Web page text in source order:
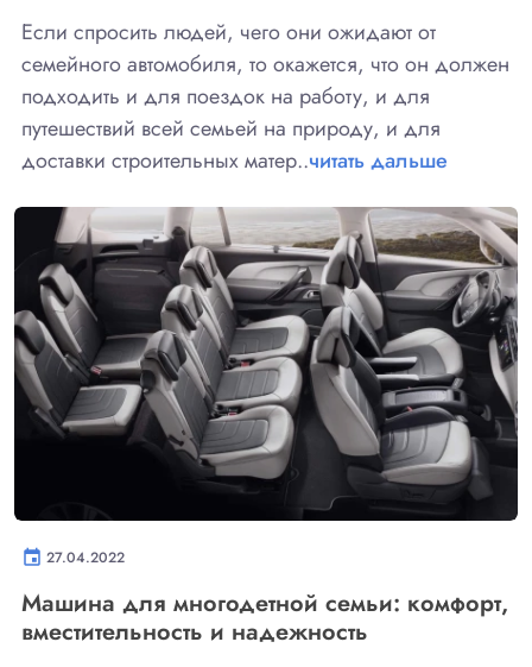
Если спросить людей, чего они ожидают от
семейного автомобиля, то окажется, что он должен
подходить и для поездок на работу, и для
путешествий всей семьей на природу, и для
доставки строительных матер..читать дальше
event 27.04.2022
Машина для многодетной семьи: комфорт,
вместительность и надежность